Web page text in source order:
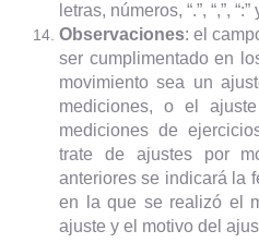
letras, números, “.”, “,”, “:”
Observaciones: el
ser cumplimentado en
movimiento sea un
mediciones, o el
mediciones de
trate de ajustes por
anteriores se indicará la
en la que se realizó el
ajuste y el motivo del